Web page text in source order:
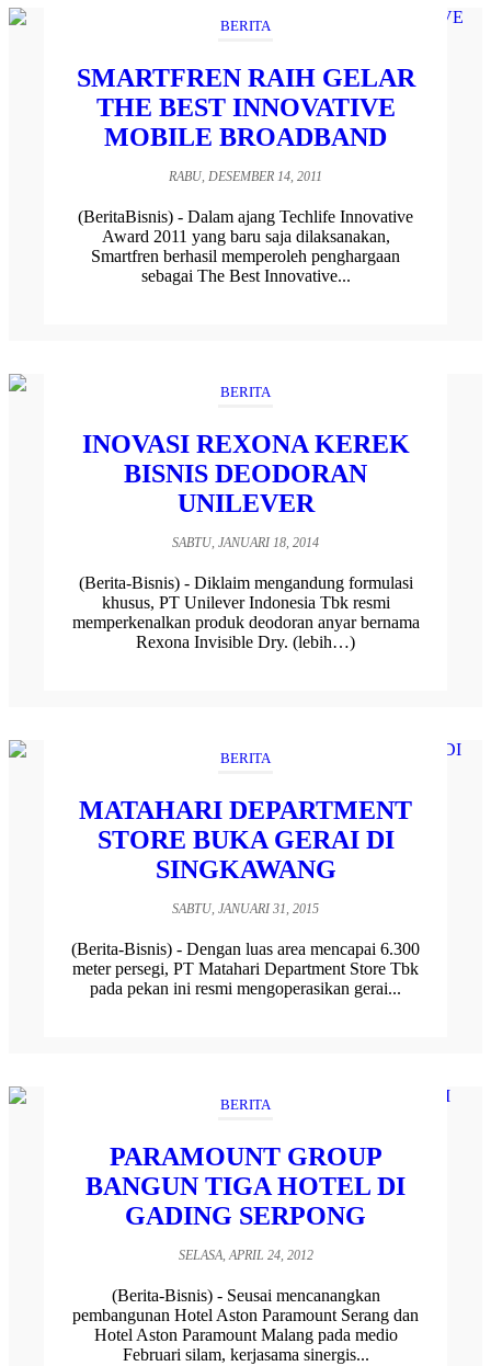
BERITA
SMARTFREN RAIH GELAR
THE BEST INNOVATIVE
MOBILE BROADBAND
RABU, DESEMBER 14, 2011
(BeritaBisnis) - Dalam ajang Techlife Innovative
Award 2011 yang baru saja dilaksanakan,
Smartfren berhasil memperoleh penghargaan
sebagai The Best Innovative...
BERITA
INOVASI REXONA KEREK
BISNIS DEODORAN
UNILEVER
SABTU, JANUARI 18, 2014
(Berita-Bisnis) - Diklaim mengandung formulasi
khusus, PT Unilever Indonesia Tbk resmi
memperkenalkan produk deodoran anyar bernama
Rexona Invisible Dry. (lebih…)
BERITA
MATAHARI DEPARTMENT
STORE BUKA GERAI DI
SINGKAWANG
SABTU, JANUARI 31, 2015
(Berita-Bisnis) - Dengan luas area mencapai 6.300
meter persegi, PT Matahari Department Store Tbk
pada pekan ini resmi mengoperasikan gerai...
BERITA
PARAMOUNT GROUP
BANGUN TIGA HOTEL DI
GADING SERPONG
SELASA, APRIL 24, 2012
(Berita-Bisnis) - Seusai mencanangkan
pembangunan Hotel Aston Paramount Serang dan
Hotel Aston Paramount Malang pada medio
Februari silam, kerjasama sinergis...